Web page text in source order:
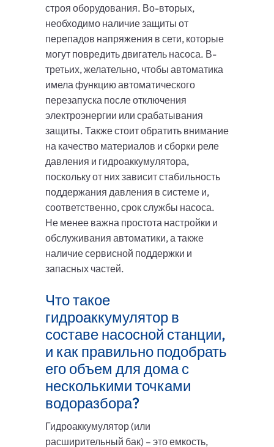
строя оборудования. Во-вторых,
необходимо наличие защиты от
перепадов напряжения в сети, которые
могут повредить двигатель насоса. В-
третьих, желательно, чтобы автоматика
имела функцию автоматического
перезапуска после отключения
электроэнергии или срабатывания
защиты. Также стоит обратить внимание
на качество материалов и сборки реле
давления и гидроаккумулятора,
поскольку от них зависит стабильность
поддержания давления в системе и,
соответственно, срок службы насоса.
Не менее важна простота настройки и
обслуживания автоматики, а также
наличие сервисной поддержки и
запасных частей.
Что такое
гидроаккумулятор в
составе насосной станции,
и как правильно подобрать
его объем для дома с
несколькими точками
водоразбора?
Гидроаккумулятор (или
расширительный бак) – это емкость,